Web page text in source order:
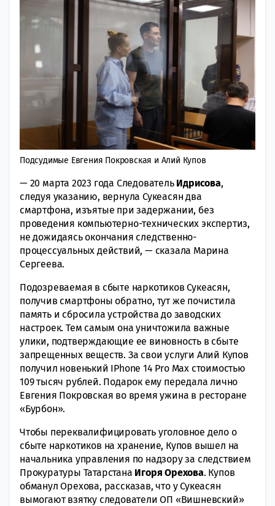
Подсудимые Евгения Покровская и Алий Купов
— 20 марта 2023 года Следователь Идрисова,
следуя указанию, вернула Сукеасян два
смартфона, изъятые при задержании, без
проведения компьютерно-технических экспертиз,
не дожидаясь окончания следственно-
процессуальных действий, — сказала Марина
Сергеева.
Подозреваемая в сбыте наркотиков Сукеасян,
получив смартфоны обратно, тут же почистила
память и сбросила устройства до заводских
настроек. Тем самым она уничтожила важные
улики, подтверждающие ее виновность в сбыте
запрещенных веществ. За свои услуги Алий Купов
получил новенький IPhone 14 Pro Max стоимостью
109 тысяч рублей. Подарок ему передала лично
Евгения Покровская во время ужина в ресторане
«Бурбон».
Чтобы переквалифицировать уголовное дело о
сбыте наркотиков на хранение, Купов вышел на
начальника управления по надзору за следствием
Прокуратуры Татарстана Игоря Орехова. Купов
обманул Орехова, рассказав, что у Сукеасян
вымогают взятку следователи ОП «Вишневский»